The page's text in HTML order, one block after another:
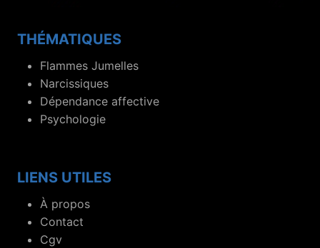
THÉMATIQUES
Flammes Jumelles
Narcissiques
Dépendance affective
Psychologie
LIENS UTILES
À propos
Contact
Cgv